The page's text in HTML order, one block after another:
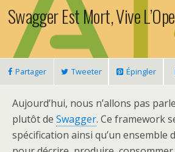
Swagger Est Mort, Vive
Partager Tweeter Épingler
Aujourd’hui, nous n’allons pas
plutôt de Swagger. Ce framework
spécification ainsi qu’un ensemble